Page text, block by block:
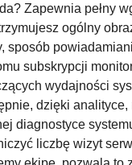
Zapewnia pełny
ogólny
sposób
subskrypcji
wydajności
dzięki
diagnostyce
liczbę wizyt